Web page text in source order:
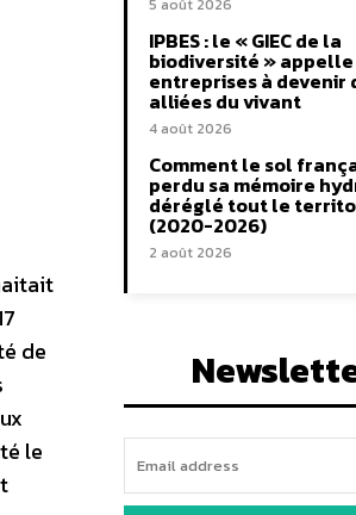
de
le
5 août 2026
IPBES : le « GIEC de la
biodiversité »
entreprises à devenir
alliées du vivant
4 août 2026
Comment le sol
perdu sa mémoire
déréglé tout le
(2020-2026)
2 août 2026